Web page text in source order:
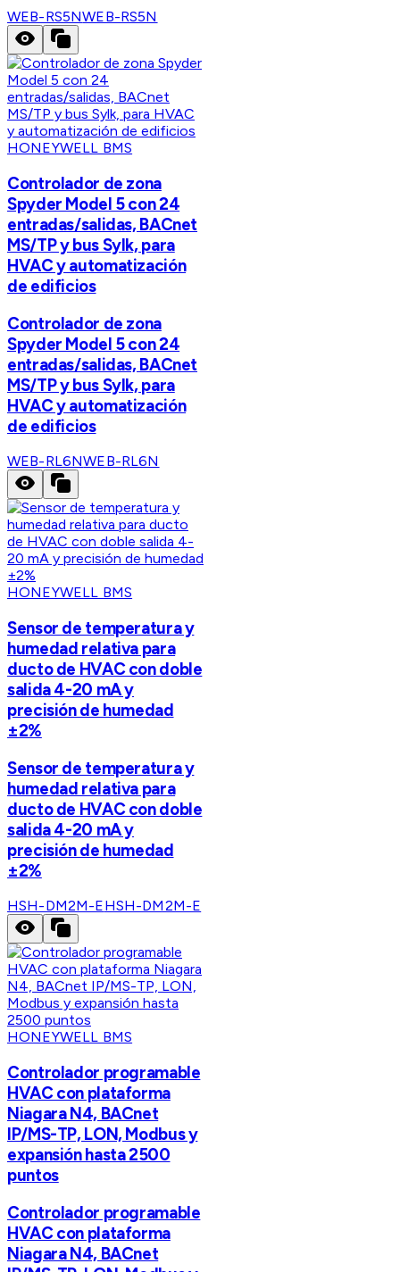
WEB-RS5NWEB-RS5N
HONEYWELL BMS
Controlador de zona
Spyder Model 5 con 24
entradas/salidas, BACnet
MS/TP y bus Sylk, para
HVAC y automatización
de edificios
Controlador de zona
Spyder Model 5 con 24
entradas/salidas, BACnet
MS/TP y bus Sylk, para
HVAC y automatización
de edificios
WEB-RL6NWEB-RL6N
HONEYWELL BMS
Sensor de temperatura y
humedad relativa para
ducto de HVAC con doble
salida 4-20 mA y
precisión de humedad
±2%
Sensor de temperatura y
humedad relativa para
ducto de HVAC con doble
salida 4-20 mA y
precisión de humedad
±2%
HSH-DM2M-EHSH-DM2M-E
HONEYWELL BMS
Controlador programable
HVAC con plataforma
Niagara N4, BACnet
IP/MS-TP, LON, Modbus y
expansión hasta 2500
puntos
Controlador programable
HVAC con plataforma
Niagara N4, BACnet